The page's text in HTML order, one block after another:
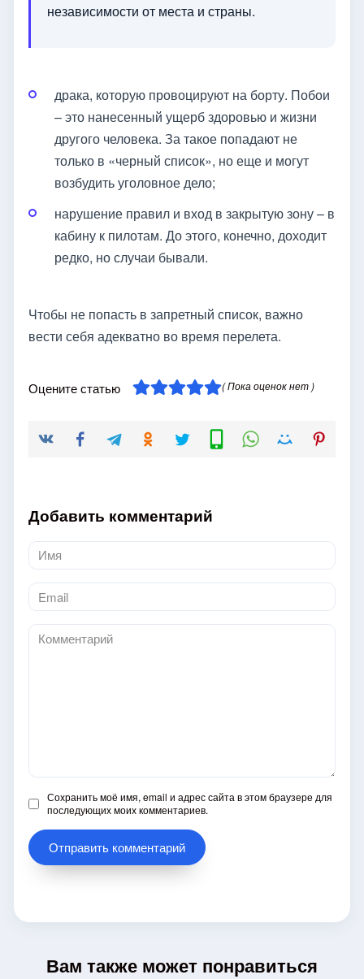
независимости от места и страны.
драка, которую провоцируют на борту. Побои
– это нанесенный ущерб здоровью и жизни
другого человека. За такое попадают не
только в «черный список», но еще и могут
возбудить уголовное дело;
нарушение правил и вход в закрытую зону – в
кабину к пилотам. До этого, конечно, доходит
редко, но случаи бывали.
Чтобы не попасть в запретный список, важно
вести себя адекватно во время перелета.
Оцените статью ( Пока оценок нет )
Добавить комментарий
Имя
*
Email
*
Комментарий
Сохранить моё имя, email и адрес сайта в этом браузере для
последующих моих комментариев.
Вам также может понравиться